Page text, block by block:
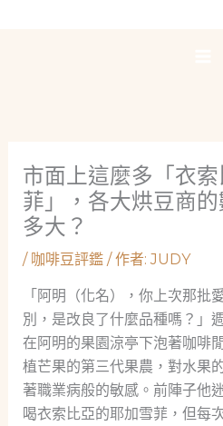
市面上這麼多「衣
菲」，各大烘豆商
多大？
/ 咖啡豆評鑑/ 作者:JUDY
「阿明（化名），你上次那批
別，是改良了什麼品種嗎？」
在阿明的果園涼亭下泡著咖啡
植芒果的第三代果農，對水果
著職業病般的敏感。前陣子他
喝衣索比亞的耶加雪菲，但每